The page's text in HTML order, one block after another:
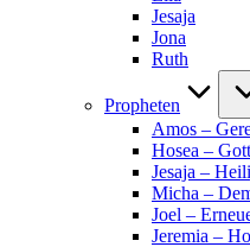
Jesaja
Jona
Ruth
Propheten
Amos –
Hosea –
Jesaja –
Micha –
Joel –
Jeremia –